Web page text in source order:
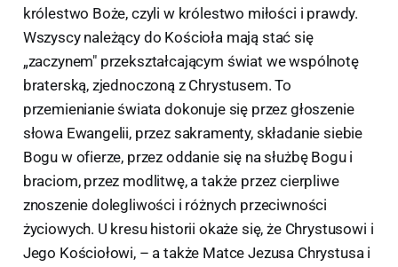
królestwo Boże, czyli w królestwo miłości i prawdy.
Wszyscy należący do Kościoła mają stać się
„zaczynem" przekształcającym świat we wspólnotę
braterską, zjednoczoną z Chrystusem. To
przemienianie świata dokonuje się przez głoszenie
słowa Ewangelii, przez sakramenty, składanie siebie
Bogu w ofierze, przez oddanie się na służbę Bogu i
braciom, przez modlitwę, a także przez cierpliwe
znoszenie dolegliwości i różnych przeciwności
życiowych. U kresu historii okaże się, że Chrystusowi i
Jego Kościołowi, – a także Matce Jezusa Chrystusa i